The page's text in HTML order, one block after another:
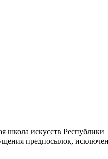
школа искусств
предпосылок,